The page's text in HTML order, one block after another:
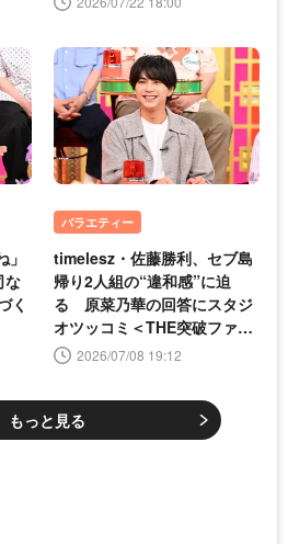
な
く
バラエティー
timelesz・佐藤勝利、セブ島
帰り2人組の“違和感”に迫
る 原菜乃華の回答にスタジ
オツッコミ＜THE突破ファイ
ル＞2026/07/08 19:12
もっと見る